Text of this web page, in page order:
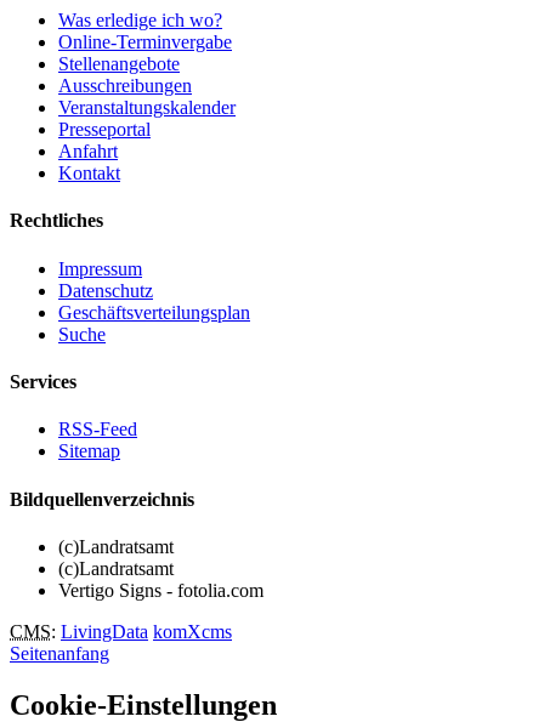
Was erledige ich wo?
Online-Terminvergabe
Stellenangebote
Ausschreibungen
Veranstaltungskalender
Presseportal
Anfahrt
Kontakt
Rechtliches
Impressum
Datenschutz
Geschäftsverteilungsplan
Suche
Services
RSS-Feed
Sitemap
Bildquellenverzeichnis
(c)Landratsamt
(c)Landratsamt
Vertigo Signs - fotolia.com
CMS: LivingData komXcms
Seitenanfang
Cookie-Einstellungen